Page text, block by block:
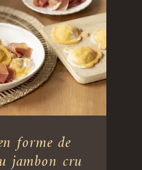
forme de
jambon cru